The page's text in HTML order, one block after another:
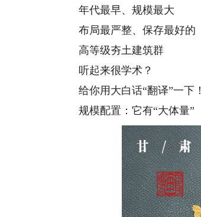
年代最早、规模最大
布局最严整、保存最好的
高等级夯土建筑群
听起来很学术？
给你用大白话“翻译”一下！
规模配置：它有“大体量”